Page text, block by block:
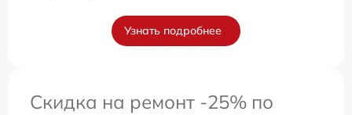
Узнать подробнее
Скидка на ремонт -25% по